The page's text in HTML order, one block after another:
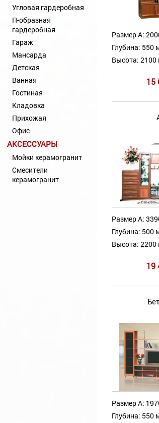
Угловая гардеробная
П-образная
гардеробная
Гараж
Мансарда
Детская
Ванная
Гостиная
Кладовка
Прихожая
Офис
АКСЕССУАРЫ
Мойки керамогранит
Смесители
керамогранит
Размер А:
Глубина: 550
Высота:
15
Размер А:
Глубина: 500
Высота:
19
Размер А:
Глубина: 550